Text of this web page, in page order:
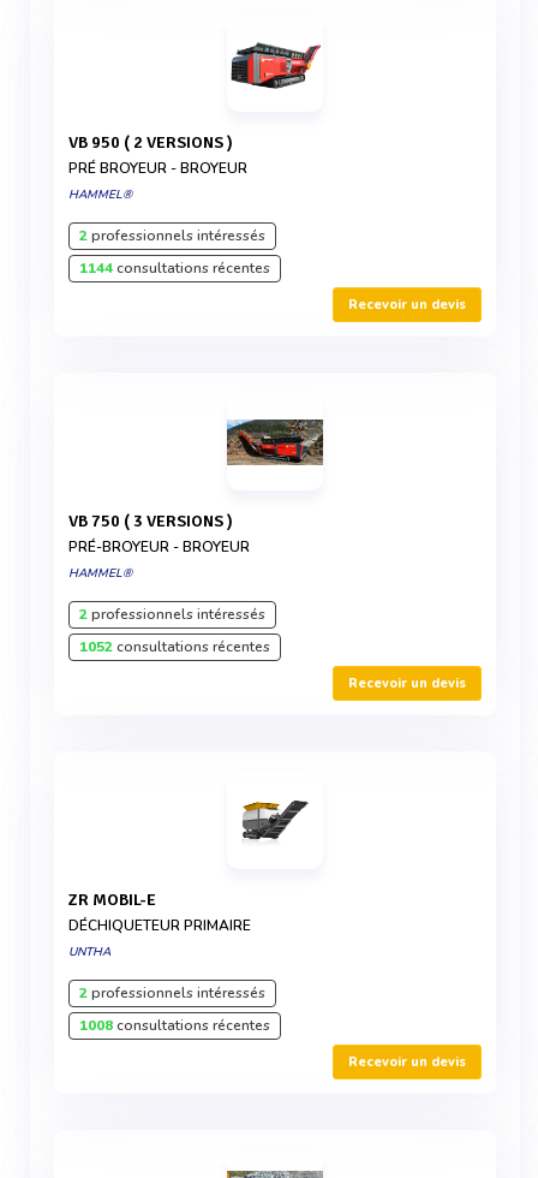
VB 950 ( 2 VERSIONS )
PRÉ BROYEUR - BROYEUR
HAMMEL®
2professionnels intéressés
1144consultations récentes
Recevoir un devis
VB 750 ( 3 VERSIONS )
PRÉ-BROYEUR - BROYEUR
HAMMEL®
2professionnels intéressés
1052consultations récentes
Recevoir un devis
ZR MOBIL-E
DÉCHIQUETEUR PRIMAIRE
UNTHA
2professionnels intéressés
1008consultations récentes
Recevoir un devis